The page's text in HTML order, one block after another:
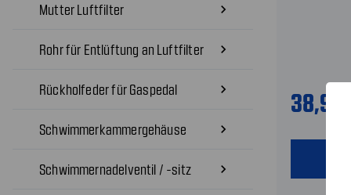
Mutter Luftfilter navigate_next
Rohr für Entlüftung an Luftfilter navigate_next
Rückholfeder für Gaspedal navigate_next
Schwimmerkammergehäuse navigate_next
Schwimmernadelventil / -sitz navigate_next
38,98€